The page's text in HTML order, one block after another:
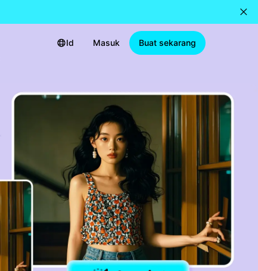
Id Masuk
Buat sekarang